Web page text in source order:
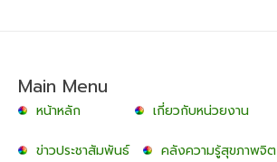
Main Menu
หน้าหลัก เกี่ยวกับหน่วยงาน
ข่าวประชาสัมพันธ์ คลังความรู้สุขภาพจิต